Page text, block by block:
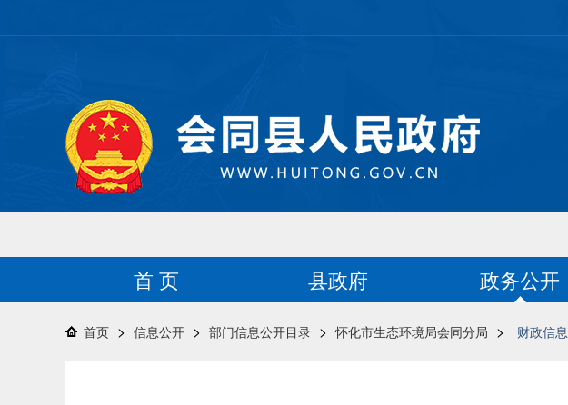
首 页 县政府 政务公开
首页 > 信息公开 > 部门信息公开目录 > 怀化市生态环境局会同分局 > 财政信息